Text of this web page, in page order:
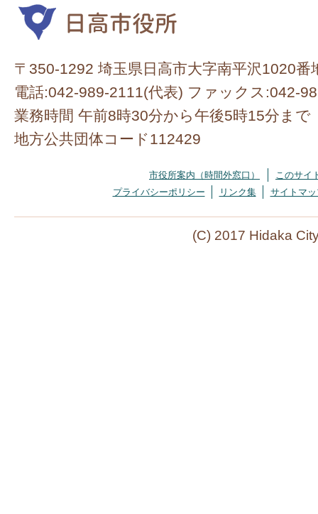
〒350-1292 埼玉県日高市大字南平沢1020番
電話:042-989-2111(代表) ファックス:042-
業務時間 午前8時30分から午後5時15分まで
地方公共団体コード112429
市役所案内（時間外窓口）
このサイ
プライバシーポリシー
リンク集 サイトマッ
(C) 2017 Hidaka